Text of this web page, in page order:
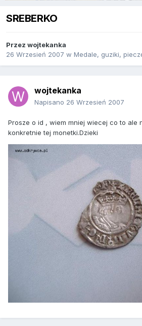
SREBERKO
Przez wojtekanka
26 Wrzesień 2007 w Medale, guziki,
wojtekanka
Napisano 26 Wrzesień 2007
Prosze o id , wiem mniej wiecej co to ale
konkretnie tej monetki.Dzieki